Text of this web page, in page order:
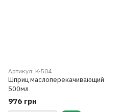
Артикул: K-504
Шприц маслоперекачивающий
500мл
976 грн